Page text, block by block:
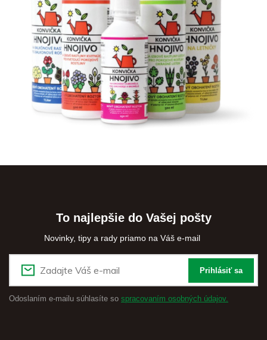
To najlepšie do Vašej pošty
Novinky, tipy a rady priamo na Váš e-mail
Prihlásiť sa
Odoslaním e-mailu súhlasíte so spracovaním osobných údajov.